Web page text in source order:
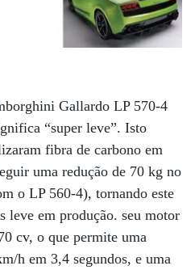
Gallardo LP 570-4
“super leve”. Isto
fibra de carbono em
uma redução de 70 kg no
o LP 560-4), tornando este
leve em produção. seu motor
cv, o que permite uma
h em 3,4 segundos, e uma